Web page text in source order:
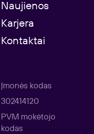
Naujienos
Karjera
Kontaktai
Įmonės kodas
302414120
PVM mokėtojo
kodas